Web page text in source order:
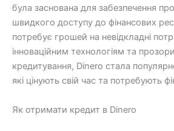
була заснована для забезпечення
швидкого доступу до фінансових
потребує грошей на невідкладні
інноваційним технологіям та
кредитування, Dinero стала
які цінують свій час та потребують
Як отримати кредит в Dinero